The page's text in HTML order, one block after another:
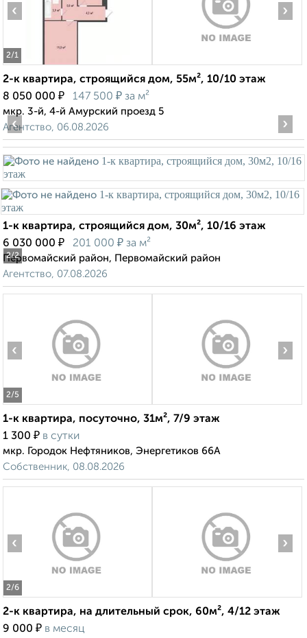
2/1
‹ ›
2-к квартира, строящийся дом, 55м², 10/10 этаж
8 050 000 ₽ 147 500 ₽ за м²
мкр. 3-й, 4-й Амурский проезд 5
Агентство, 06.08.2026
2/2
‹ ›
1-к квартира, строящийся дом, 30м², 10/16 этаж
6 030 000 ₽ 201 000 ₽ за м²
Первомайский район, Первомайский район
Агентство, 07.08.2026
2/5
‹ ›
1-к квартира, посуточно, 31м², 7/9 этаж
1 300 ₽ в сутки
мкр. Городок Нефтяников, Энергетиков 66А
Собственник, 08.08.2026
2/6
‹ ›
2-к квартира, на длительный срок, 60м², 4/12 этаж
9 000 ₽ в месяц